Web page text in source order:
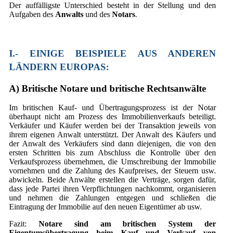
Der auffälligste Unterschied besteht in der Stellung und den
Aufgaben des Anwalts und des Notars.
I.- EINIGE BEISPIELE AUS ANDEREN
LÄNDERN EUROPAS:
A) Britische Notare und britische Rechtsanwälte
Im britischen Kauf- und Übertragungsprozess ist der Notar
überhaupt nicht am Prozess des Immobilienverkaufs beteiligt.
Verkäufer und Käufer werden bei der Transaktion jeweils von
ihrem eigenen Anwalt unterstützt. Der Anwalt des Käufers und
der Anwalt des Verkäufers sind dann diejenigen, die von den
ersten Schritten bis zum Abschluss die Kontrolle über den
Verkaufsprozess übernehmen, die Umschreibung der Immobilie
vornehmen und die Zahlung des Kaufpreises, der Steuern usw.
abwickeln. Beide Anwälte erstellen die Verträge, sorgen dafür,
dass jede Partei ihren Verpflichtungen nachkommt, organisieren
und nehmen die Zahlungen entgegen und schließen die
Eintragung der Immobilie auf den neuen Eigentümer ab usw.
Fazit: Notare sind am britischen System der